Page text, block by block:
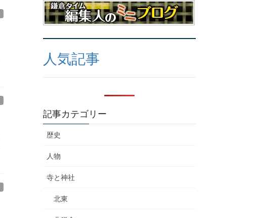
人気記事
記事カテゴリー
歴史
人物
寺と神社
北東